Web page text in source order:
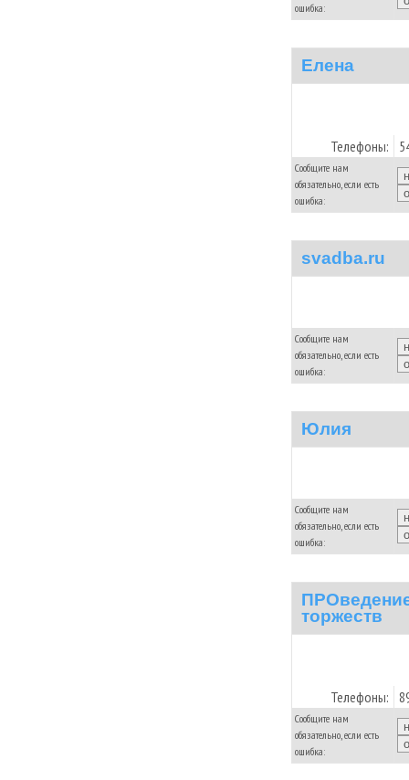
ошибка:
Елена
Телефоны:
Сообщите нам
обязательно, если есть
ошибка:
svadba.ru
Сообщите нам
обязательно, если есть
ошибка:
Юлия
Сообщите нам
обязательно, если есть
ошибка:
торжеств
Телефоны:
Сообщите нам
обязательно, если есть
ошибка: